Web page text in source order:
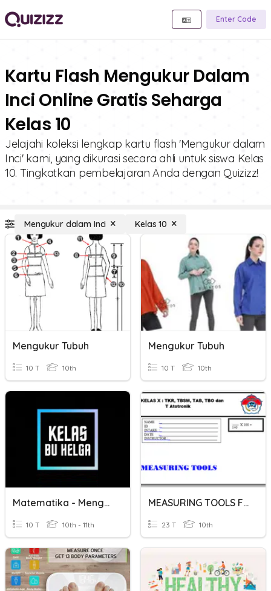
Enter Code
Kartu Flash Mengukur Dalam
Inci Online Gratis Seharga
Kelas 10
Jelajahi koleksi lengkap kartu flash 'Mengukur dalam
Inci' kami, yang dikurasi secara ahli untuk siswa Kelas
10. Tingkatkan pembelajaran Anda dengan Quizizz!
Mengukur dalam Inci Kelas 10
Mengukur Tubuh
10 T 10th
Mengukur Tubuh
10 T 10th
Matematika - Mengukur Sudut
10 T 10th - 11th
MEASURING TOOLS Fase E
23 T 10th